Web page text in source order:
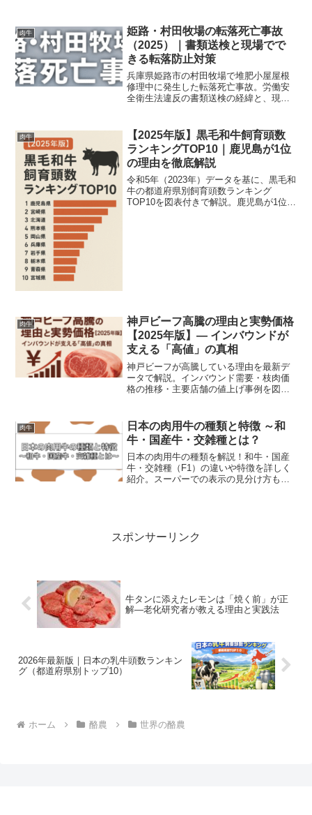
肉牛
姫路・村田牧場の転落死亡事故
（2025）｜書類送検と現場でで
きる転落防止対策
兵庫県姫路市の村田牧場で堆肥小屋屋根
修理中に発生した転落死亡事故。労働安
全衛生法違反の書類送検の経緯と、現場
やすく解説します。
肉牛
【2025年版】黒毛和牛飼育頭数
ランキングTOP10｜鹿児島が1位
の理由を徹底解説
令和5年（2023年）データを基に、黒毛和
牛の都道府県別飼育頭数ランキング
TOP10を図表付きで解説。鹿児島が1位の
肉牛
神戸ビーフ高騰の理由と実勢価格
【2025年版】— インバウンドが
支える「高値」の真相
神戸ビーフが高騰している理由を最新デ
ータで解説。インバウンド需要・枝肉価
格の推移・主要店舗の値上げ事例を図表
肉牛
日本の肉用牛の種類と特徴 ～和
牛・国産牛・交雑種とは？
日本の肉用牛の種類を解説！和牛・国産
牛・交雑種（F1）の違いや特徴を詳しく
紹介。スーパーでの表示の見分け方も解
スポンサーリンク
牛タンに添えたレモンは「焼く前」が正
解—老化研究者が教える理由と実践法
2026年最新版｜日本の乳牛頭数ランキン
グ（都道府県別トップ10）
ホーム 酪農 世界の酪農